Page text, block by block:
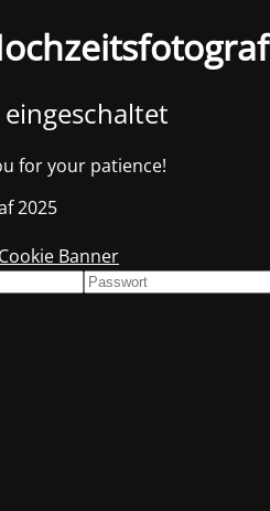
for your patience!
2025
Banner